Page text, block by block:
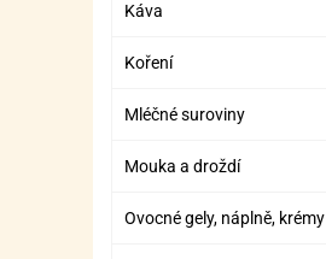
Káva
Koření
Mléčné suroviny
Mouka a droždí
Ovocné gely, náplně, krémy